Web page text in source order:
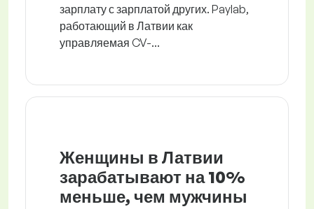
зарплату с зарплатой других. Paylab,
работающий в Латвии как
управляемая CV-...
Женщины в Латвии
зарабатывают на 10%
меньше, чем мужчины